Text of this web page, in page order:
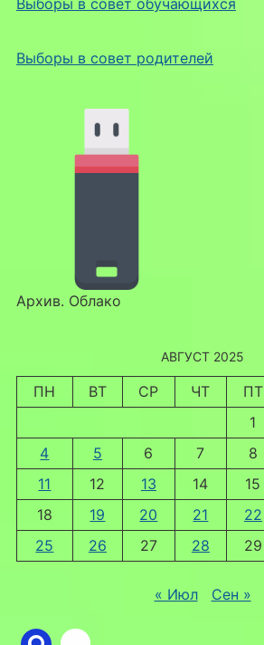
Выборы в совет обучающихся
Выборы в совет родителей
Архив. Облако
АВГУСТ 2025
ПН ВТ СР ЧТ ПТ
1
4
5 6 7 8
11
12 13 14 15
18
19 20 21 22
25
26 27 28 29
« Июл Сен »